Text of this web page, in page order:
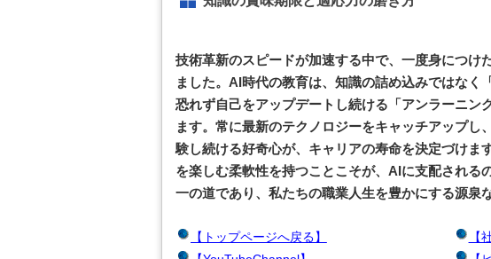
技術革新のスピードが加速する中で、一度身につけ
ました。AI時代の教育は、知識の詰め込みではなく
恐れず自己をアップデートし続ける「アンラーニン
ます。常に最新のテクノロジーをキャッチアップし
験し続ける好奇心が、キャリアの寿命を決定づけま
を楽しむ柔軟性を持つことこそが、AIに支配される
一の道であり、私たちの職業人生を豊かにする源泉
【トップページへ戻る】
【